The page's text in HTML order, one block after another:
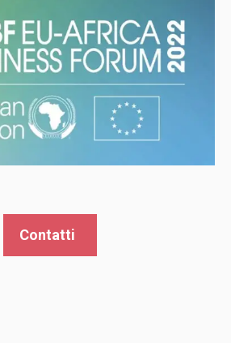
Contatti